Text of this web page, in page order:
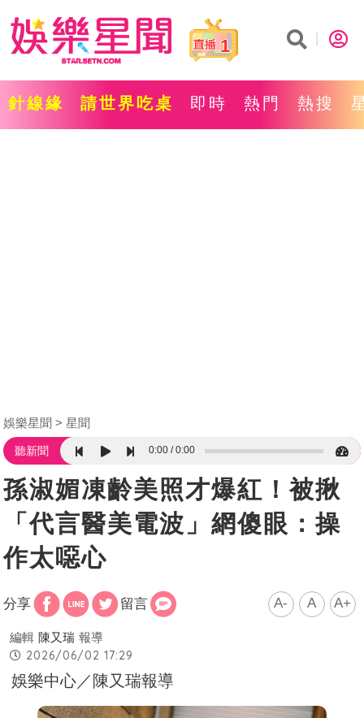
1
針線緣 請世界吃桌 即時 熱門 熱搜
娛樂星聞 星聞
聽新聞 0:00 0:00
孫淑媚凍齡美照才爆紅！被揪
「代言醫美電波」網傻眼：操
作太噁心
分享 留言 A- A A+
編輯 陳又瑞 報導
2026/06/02 17:29
娛樂中心／陳又瑞報導